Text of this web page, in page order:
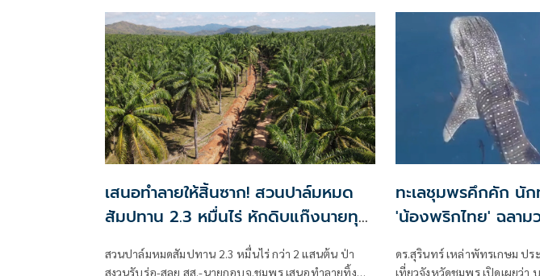
ดับหน้าสำนักสงฆ์
ประจำปี เปิดเผยขึ้นเมื่อเวลา
2569 พ.ต.ท.สามารถ แท่นอิน
เสนอทำลายให้สิ้นซาก! สวนปาล์มหมด
สัมปทาน 2.3 หมื่นไร่ หักดิบแก๊งนายทุน
มาเฟียฮุบผลประโยชน์
สวนปาล์มหมดสัมปทาน 2.3 หมื่นไร่ กว่า 2 แสนต้น ป่า
สงวนรับร่อ-สลุย สส.-นายกอบจ.ชุมพร เสนอทำลายทิ้ง
ทะเลชุมพรคึกคัก นั
'น้องพริกไทย' ฉลาม
ดร.สุรินทร์ เหล่าพัทรเกษม ป
เที่ยวจังหวัดชุมพร เปิดเผยว่า